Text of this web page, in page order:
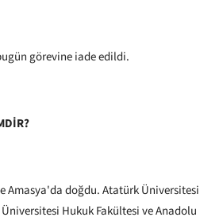
görevine iade edildi.
Amasya'da doğdu. Atatürk Üniversitesi
Hukuk Fakültesi ve Anadolu